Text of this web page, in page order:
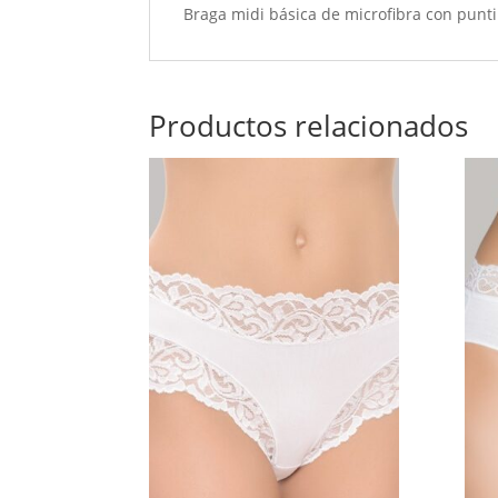
Braga midi básica de microfibra con
Productos relacionados